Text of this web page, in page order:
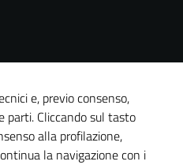
e, previo consenso,
parti. Cliccando sul tasto
alla profilazione,
la navigazione con i